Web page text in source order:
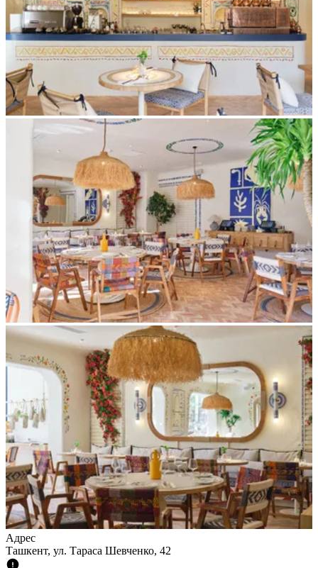
Адрес
Ташкент, ул. Тараса Шевченко, 42